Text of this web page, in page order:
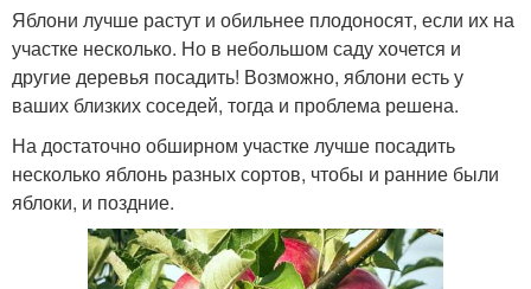
Яблони лучше растут и обильнее плодоносят, если их на
участке несколько. Но в небольшом саду хочется и
другие деревья посадить! Возможно, яблони есть у
ваших близких соседей, тогда и проблема решена.
На достаточно обширном участке лучше посадить
несколько яблонь разных сортов, чтобы и ранние были
яблоки, и поздние.